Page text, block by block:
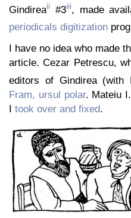
Gindireaii #3iii, made
periodicals digitization
I have no idea who made
article. Cezar Petrescu,
editors of Gindirea (with
Fram, ursul polar. Mateiu
I took over and fixed.